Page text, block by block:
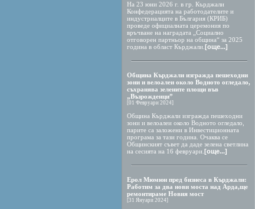
На 23 юни 2026 г. в гр. Кърджали
Конфедерацията на работодателите и
индустриалците в България (КРИБ)
проведе официалната церемония по
връчване на наградата „Социално
отговорен партньор на община“ за 2025
година в област Кърджали. [още...]
Община Кърджали изгражда пешеходни
зони и велоалеи около Водното огледало,
съхранява зелените площи във
„Възрожденци”
[01 Февруари 2024]
Община Кърджали изгражда пешеходни
зони и велоалеи около Водното огледало,
парите са заложени в Инвестиционната
програма за тази година. Очаква се
Общинският съвет да даде зелена светлина
на сесията на 16 февруари. [още...]
Ерол Мюмюн пред бизнеса в Кърджали:
Работим за два нови моста над Арда,ще
ремонтираме Новия мост
[31 Януари 2024]